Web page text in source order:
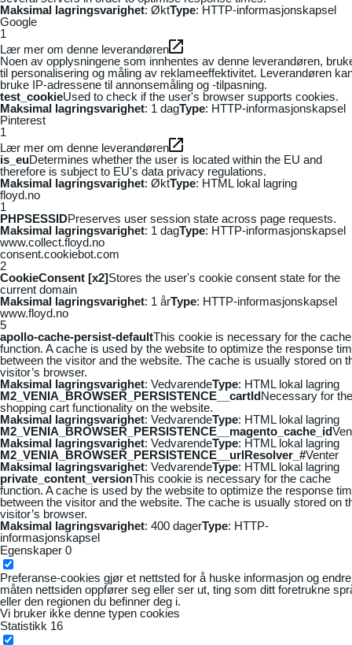
Maksimal lagringsvarighet: ØktType: HTTP-informasjonskapsel
Google
1
Lær mer om denne leverandøren
Noen av opplysningene som innhentes av denne leverandøren,
til personalisering og måling av reklameeffektivitet. Leverandøren
bruke IP-adressene til annonsemåling og -tilpasning.
test_cookieUsed to check if the user's browser supports cookies.
Maksimal lagringsvarighet: 1 dagType: HTTP-informasjonskapsel
Pinterest
1
Lær mer om denne leverandøren
is_euDetermines whether the user is located within the EU and
therefore is subject to EU's data privacy regulations.
Maksimal lagringsvarighet: ØktType: HTML lokal lagring
floyd.no
1
PHPSESSIDPreserves user session state across page requests.
Maksimal lagringsvarighet: 1 dagType: HTTP-informasjonskapsel
www.collect.floyd.no
consent.cookiebot.com
2
CookieConsent [x2]Stores the user's cookie consent state for the
current domain
Maksimal lagringsvarighet: 1 årType: HTTP-informasjonskapsel
www.floyd.no
5
apollo-cache-persist-defaultThis cookie is necessary for the cache
function. A cache is used by the website to optimize the response
between the visitor and the website. The cache is usually stored on
visitor’s browser.
Maksimal lagringsvarighet: VedvarendeType: HTML lokal lagring
M2_VENIA_BROWSER_PERSISTENCE__cartIdNecessary for the
shopping cart functionality on the website.
Maksimal lagringsvarighet: VedvarendeType: HTML lokal lagring
M2_VENIA_BROWSER_PERSISTENCE__magento_cache_id
Maksimal lagringsvarighet: VedvarendeType: HTML lokal lagring
M2_VENIA_BROWSER_PERSISTENCE__urlResolver_#Venter
Maksimal lagringsvarighet: VedvarendeType: HTML lokal lagring
private_content_versionThis cookie is necessary for the cache
function. A cache is used by the website to optimize the response
between the visitor and the website. The cache is usually stored on
visitor’s browser.
Maksimal lagringsvarighet: 400 dagerType: HTTP-
informasjonskapsel
Egenskaper 0
Preferanse-cookies gjør et nettsted for å huske informasjon og
måten nettsiden oppfører seg eller ser ut, ting som ditt foretrukne
eller den regionen du befinner deg i.
Vi bruker ikke denne typen cookies
Statistikk 16